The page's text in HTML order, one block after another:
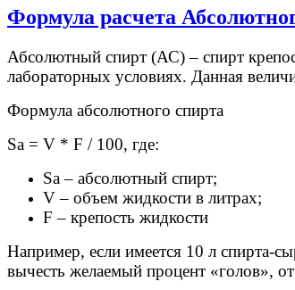
Формула расчета
Абсолютный спирт (АС) – спирт
лабораторных условиях. Данная
Формула абсолютного спирта
Sa = V * F / 100, где:
Sa – абсолютный спирт;
V – объем жидкости в литрах;
F – крепость жидкости
Например, если имеется 10 л спирта-
вычесть желаемый процент «голов»,